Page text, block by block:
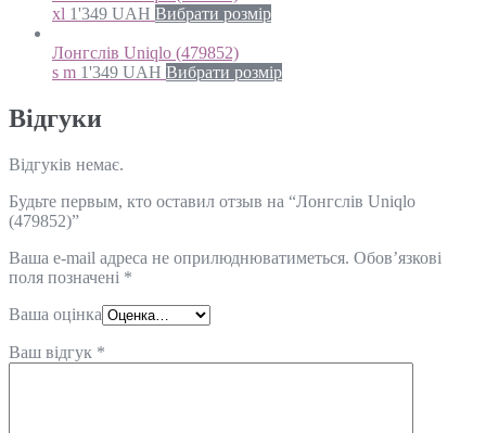
xl 1'349 UAH Вибрати розмір
Лонгслів Uniqlo (479852)
s m 1'349 UAH Вибрати розмір
Відгуки
Відгуків немає.
Будьте первым, кто оставил отзыв на “Лонгслів Uniqlo
(479852)”
Ваша e-mail адреса не оприлюднюватиметься. Обов’язкові
поля позначені *
Ваша оцінка
Ваш відгук *